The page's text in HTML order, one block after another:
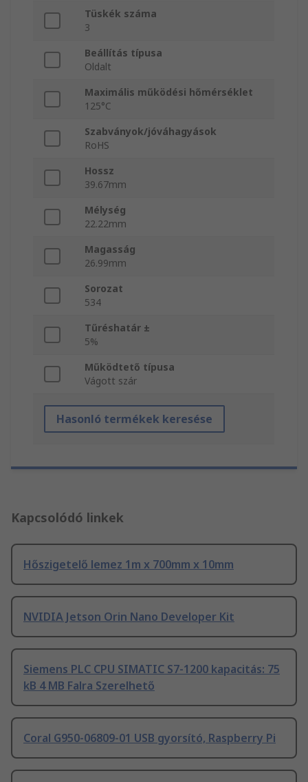
Tüskék száma
3
Beállítás típusa
Oldalt
Maximális működési hőmérséklet
125°C
Szabványok/jóváhagyások
RoHS
Hossz
39.67mm
Mélység
22.22mm
Magasság
26.99mm
Sorozat
534
Tűréshatár ±
5%
Működtető típusa
Vágott szár
Hasonló termékek keresése
Kapcsolódó linkek
Hőszigetelő lemez 1m x 700mm x 10mm
NVIDIA Jetson Orin Nano Developer Kit
Siemens PLC CPU SIMATIC S7-1200 kapacitás: 75
kB 4 MB Falra Szerelhető
Coral G950-06809-01 USB gyorsító, Raspberry Pi